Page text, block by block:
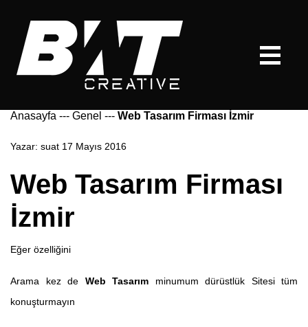
Anasayfa --- Genel --- Web Tasarım Firması İzmir
Yazar: suat 17 Mayıs 2016
Web Tasarım Firması
İzmir
Eğer özelliğini
Arama kez de Web Tasarım minumum dürüstlük Sitesi tüm
konuşturmayın